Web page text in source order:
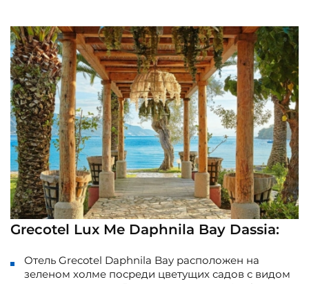
Grecotel Lux Me Daphnila Bay Dassia:
Отель Grecotel Daphnila Bay расположен на
зеленом холме посреди цветущих садов с видом